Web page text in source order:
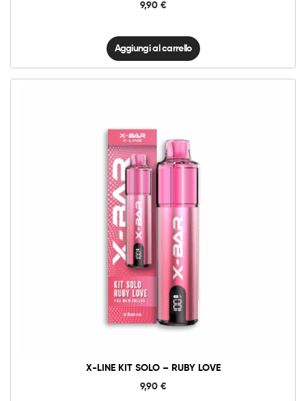
9,90 €
Aggiungi al carrello
X-LINE KIT SOLO – RUBY LOVE
9,90 €
Kit
Solo
Love
quantità